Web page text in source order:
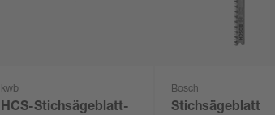
kwb
HCS-Stichsägeblatt-
Bosch
Stichsägeblatt